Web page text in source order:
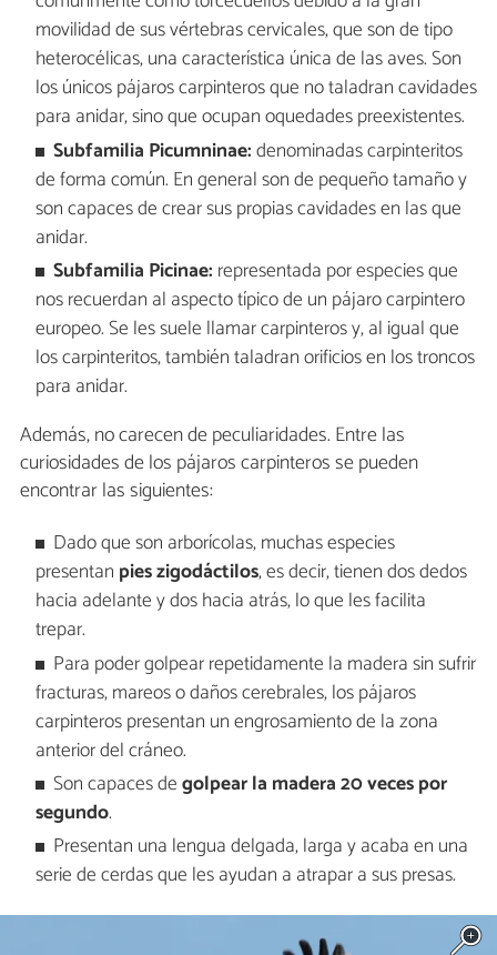
movilidad de sus vértebras cervicales, que son de tipo
heterocélicas, una característica única de las aves. Son
los únicos pájaros carpinteros que no taladran cavidades
para anidar, sino que ocupan oquedades preexistentes.
Subfamilia Picumninae:denominadas carpinteritos
de forma común. En general son de pequeño tamaño y
son capaces de crear sus propias cavidades en las que
anidar.
Subfamilia Picinae: representada por especies que
nos recuerdan al aspecto típico de un pájaro carpintero
europeo. Se les suele llamar carpinteros y, al igual que
los carpinteritos, también taladran orificios en los troncos
para anidar.
Además, no carecen de peculiaridades. Entre las
curiosidades de los pájaros carpinteros se pueden
encontrar las siguientes:
Dado que son arborícolas, muchas especies
presentan pies zigodáctilos, es decir, tienen dos dedos
hacia adelante y dos hacia atrás, lo que les facilita
trepar.
Para poder golpear repetidamente la madera sin sufrir
fracturas, mareos o daños cerebrales, los pájaros
carpinteros presentan un engrosamiento de la zona
anterior del cráneo.
Son capaces degolpear la madera 20 veces por
segundo.
Presentan una lengua delgada, larga y acaba en una
serie de cerdas que les ayudan a atrapar a sus presas.